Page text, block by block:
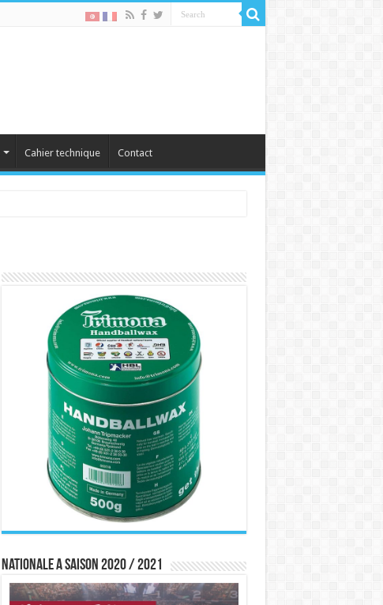
Cahier technique Contact
Nationale A saison 2020 / 2021